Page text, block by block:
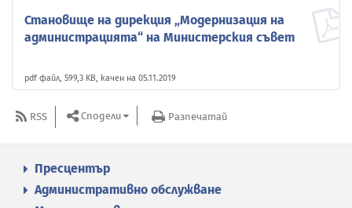
Становище на дирекция „Модернизация на
администрацията“ на Министерския съвет
pdf файл, 599,3 KB, качен на 05.11.2019
RSS Сподели Разпечатай
Пресцентър
Административно обслужване